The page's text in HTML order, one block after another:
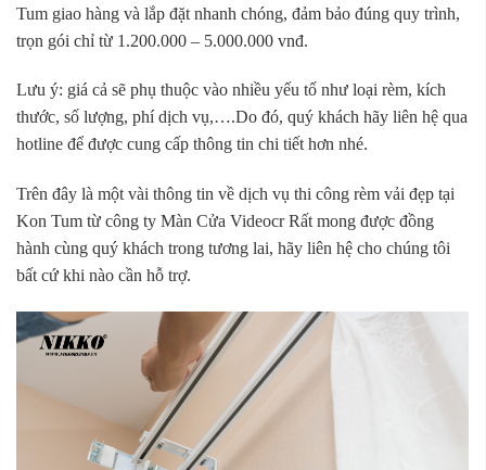
Tum giao hàng và lắp đặt nhanh chóng, đảm bảo đúng quy trình,
trọn gói chỉ từ 1.200.000 – 5.000.000 vnđ.
Lưu ý: giá cả sẽ phụ thuộc vào nhiều yếu tố như loại rèm, kích
thước, số lượng, phí dịch vụ,….Do đó, quý khách hãy liên hệ qua
hotline để được cung cấp thông tin chi tiết hơn nhé.
Trên đây là một vài thông tin về dịch vụ thi công rèm vải đẹp tại
Kon Tum từ công ty Màn Cửa Videocr Rất mong được đồng
hành cùng quý khách trong tương lai, hãy liên hệ cho chúng tôi
bất cứ khi nào cần hỗ trợ.